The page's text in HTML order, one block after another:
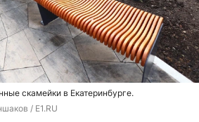
скамейки в Екатеринбурге.
/ E1.RU